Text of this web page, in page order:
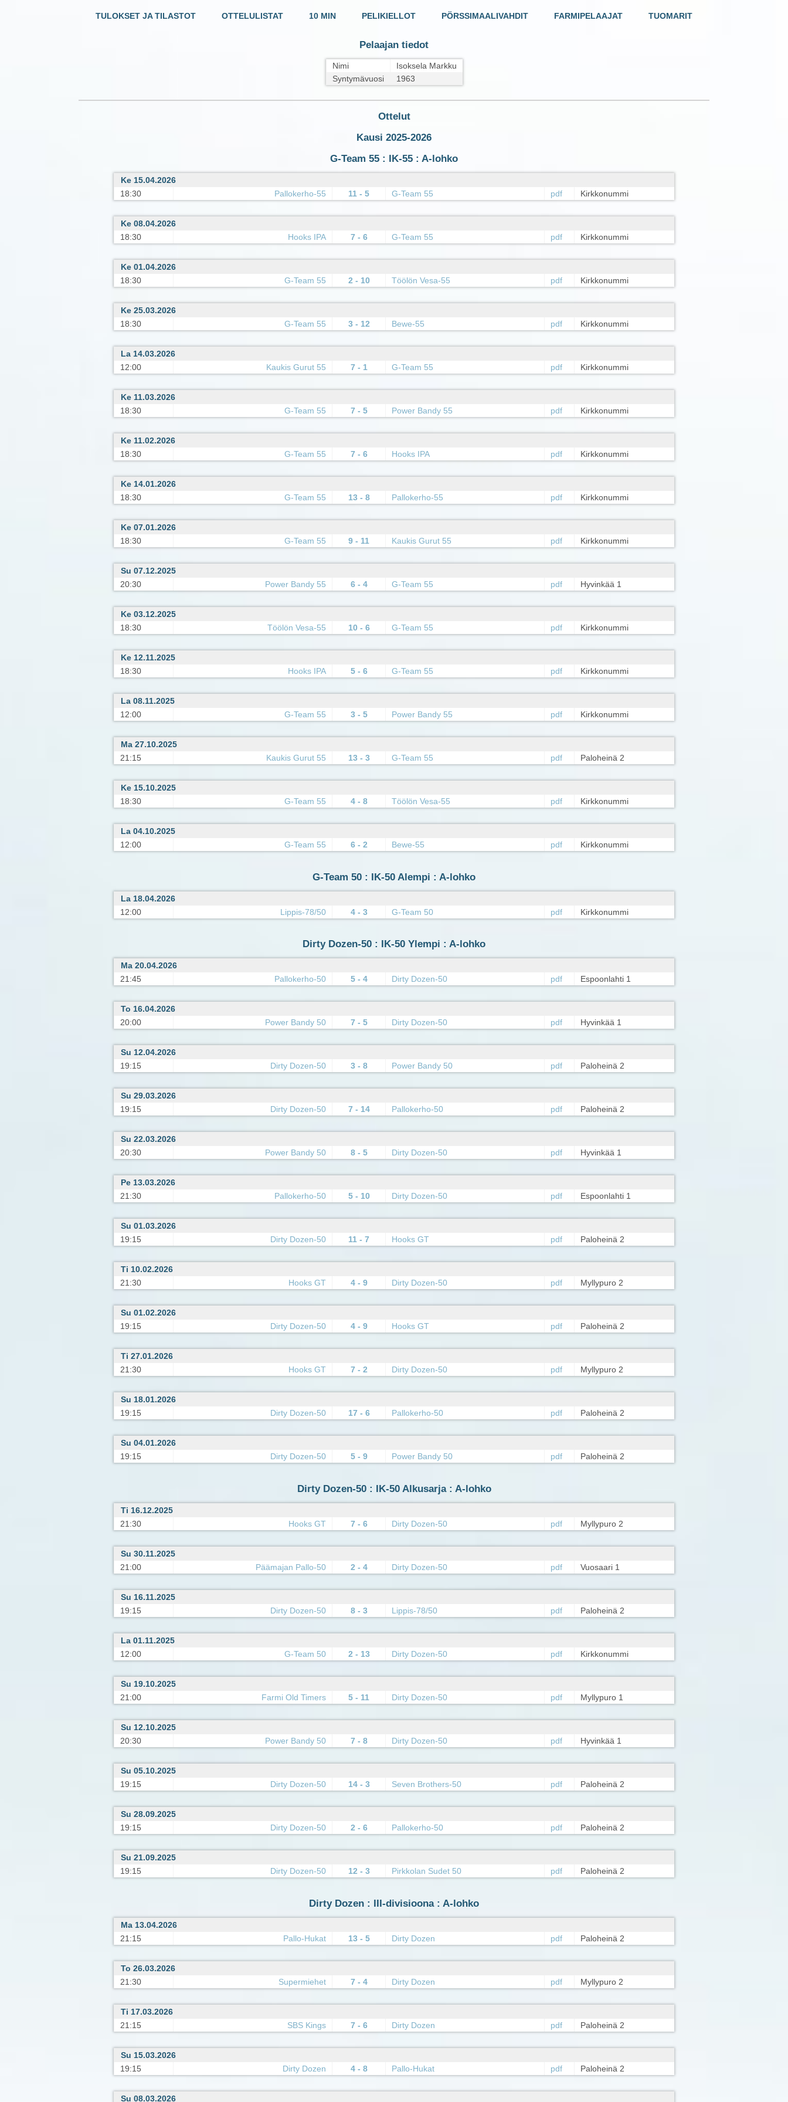
TULOKSET JA TILASTOT OTTELULISTAT 10 MIN PELIKIELLOT PÖRSSIMAALIVAHDIT FARMIPELAAJAT TUOMARIT
Pelaajan tiedot
Nimi
Isoksela Markku
Syntymävuosi
1963
Ottelut
Kausi 2025-2026
G-Team 55 : IK-55 : A-lohko
Ke 15.04.2026
18:30
Pallokerho-55 11 - 5 G-Team 55 pdf Kirkkonummi
Ke 08.04.2026
18:30
Hooks IPA 7 - 6 G-Team 55 pdf Kirkkonummi
Ke 01.04.2026
18:30
G-Team 55 2 - 10 Töölön Vesa-55 pdf Kirkkonummi
Ke 25.03.2026
18:30
G-Team 55 3 - 12 Bewe-55 pdf Kirkkonummi
La 14.03.2026
12:00
Kaukis Gurut 55 7 - 1 G-Team 55 pdf Kirkkonummi
Ke 11.03.2026
18:30
G-Team 55 7 - 5 Power Bandy 55 pdf Kirkkonummi
Ke 11.02.2026
18:30
G-Team 55 7 - 6 Hooks IPA pdf Kirkkonummi
Ke 14.01.2026
18:30
G-Team 55 13 - 8 Pallokerho-55 pdf Kirkkonummi
Ke 07.01.2026
18:30
G-Team 55 9 - 11 Kaukis Gurut 55 pdf Kirkkonummi
Su 07.12.2025
20:30
Power Bandy 55 6 - 4 G-Team 55 pdf Hyvinkää 1
Ke 03.12.2025
18:30
Töölön Vesa-55 10 - 6 G-Team 55 pdf Kirkkonummi
Ke 12.11.2025
18:30
Hooks IPA 5 - 6 G-Team 55 pdf Kirkkonummi
La 08.11.2025
12:00
G-Team 55 3 - 5 Power Bandy 55 pdf Kirkkonummi
Ma 27.10.2025
21:15
Kaukis Gurut 55 13 - 3 G-Team 55 pdf Paloheinä 2
Ke 15.10.2025
18:30
G-Team 55 4 - 8 Töölön Vesa-55 pdf Kirkkonummi
La 04.10.2025
12:00
G-Team 55 6 - 2 Bewe-55 pdf Kirkkonummi
G-Team 50 : IK-50 Alempi : A-lohko
La 18.04.2026
12:00
Lippis-78/50 4 - 3 G-Team 50 pdf Kirkkonummi
Dirty Dozen-50 : IK-50 Ylempi : A-lohko
Ma 20.04.2026
21:45
Pallokerho-50 5 - 4 Dirty Dozen-50 pdf Espoonlahti 1
To 16.04.2026
20:00
Power Bandy 50 7 - 5 Dirty Dozen-50 pdf Hyvinkää 1
Su 12.04.2026
19:15
Dirty Dozen-50 3 - 8 Power Bandy 50 pdf Paloheinä 2
Su 29.03.2026
19:15
Dirty Dozen-50 7 - 14 Pallokerho-50 pdf Paloheinä 2
Su 22.03.2026
20:30
Power Bandy 50 8 - 5 Dirty Dozen-50 pdf Hyvinkää 1
Pe 13.03.2026
21:30
Pallokerho-50 5 - 10 Dirty Dozen-50 pdf Espoonlahti 1
Su 01.03.2026
19:15
Dirty Dozen-50 11 - 7 Hooks GT pdf Paloheinä 2
Ti 10.02.2026
21:30
Hooks GT 4 - 9 Dirty Dozen-50 pdf Myllypuro 2
Su 01.02.2026
19:15
Dirty Dozen-50 4 - 9 Hooks GT pdf Paloheinä 2
Ti 27.01.2026
21:30
Hooks GT 7 - 2 Dirty Dozen-50 pdf Myllypuro 2
Su 18.01.2026
19:15
Dirty Dozen-50 17 - 6 Pallokerho-50 pdf Paloheinä 2
Su 04.01.2026
19:15
Dirty Dozen-50 5 - 9 Power Bandy 50 pdf Paloheinä 2
Dirty Dozen-50 : IK-50 Alkusarja : A-lohko
Ti 16.12.2025
21:30
Hooks GT 7 - 6 Dirty Dozen-50 pdf Myllypuro 2
Su 30.11.2025
21:00
Päämajan Pallo-50 2 - 4 Dirty Dozen-50 pdf Vuosaari 1
Su 16.11.2025
19:15
Dirty Dozen-50 8 - 3 Lippis-78/50 pdf Paloheinä 2
La 01.11.2025
12:00
G-Team 50 2 - 13 Dirty Dozen-50 pdf Kirkkonummi
Su 19.10.2025
21:00
Farmi Old Timers 5 - 11 Dirty Dozen-50 pdf Myllypuro 1
Su 12.10.2025
20:30
Power Bandy 50 7 - 8 Dirty Dozen-50 pdf Hyvinkää 1
Su 05.10.2025
19:15
Dirty Dozen-50 14 - 3 Seven Brothers-50 pdf Paloheinä 2
Su 28.09.2025
19:15
Dirty Dozen-50 2 - 6 Pallokerho-50 pdf Paloheinä 2
Su 21.09.2025
19:15
Dirty Dozen-50 12 - 3 Pirkkolan Sudet 50 pdf Paloheinä 2
Dirty Dozen : III-divisioona : A-lohko
Ma 13.04.2026
21:15
Pallo-Hukat 13 - 5 Dirty Dozen pdf Paloheinä 2
To 26.03.2026
21:30
Supermiehet 7 - 4 Dirty Dozen pdf Myllypuro 2
Ti 17.03.2026
21:15
SBS Kings 7 - 6 Dirty Dozen pdf Paloheinä 2
Su 15.03.2026
19:15
Dirty Dozen 4 - 8 Pallo-Hukat pdf Paloheinä 2
Su 08.03.2026